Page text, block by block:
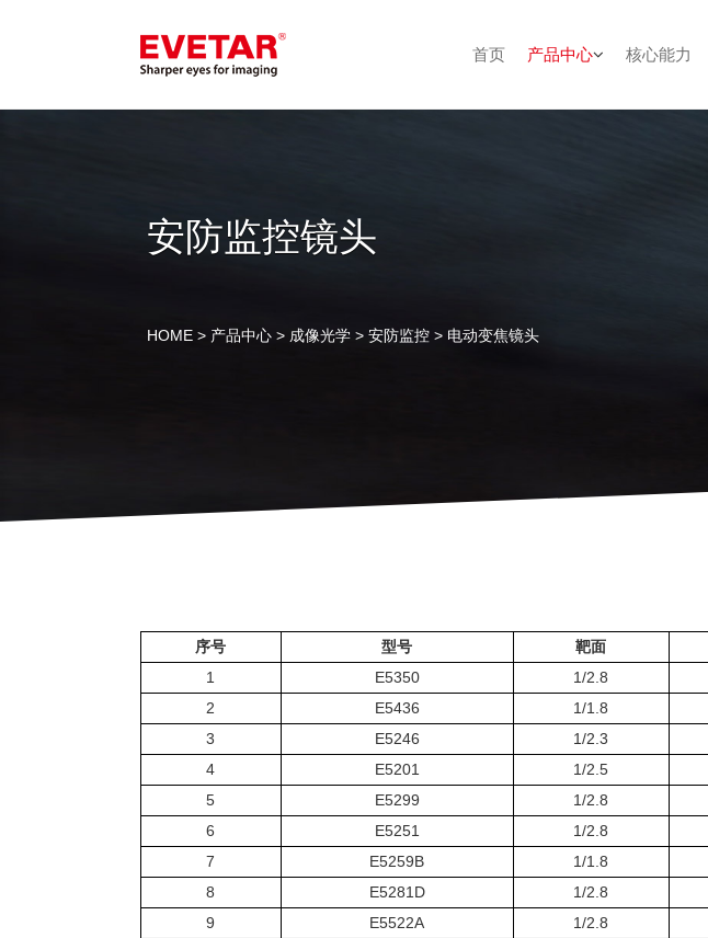
首页 产品中心 核心能力
安防监控镜头
HOME > 产品中心 > 成像光学 >安防监控 > 电动变焦镜头
序号 型号 靶面
1
E5350 1/2.8
2
E5436 1/1.8
3
E5246 1/2.3
4
E5201 1/2.5
5
E5299 1/2.8
6
E5251 1/2.8
7
E5259B 1/1.8
8
E5281D 1/2.8
9
E5522A 1/2.8